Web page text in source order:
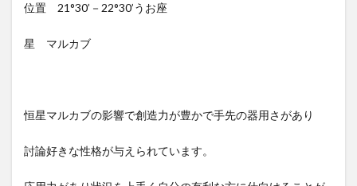
位置 21°30’－22°30’うお座
星 マルカブ
恒星マルカブの影響で創造力が豊かで手先の器用さがあり
討論好きな性格が与えられています。